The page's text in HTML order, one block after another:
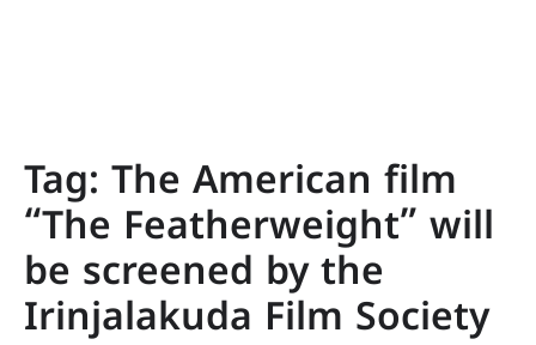
Tag: The American film
“The Featherweight” will
be screened by the
Irinjalakuda Film Society